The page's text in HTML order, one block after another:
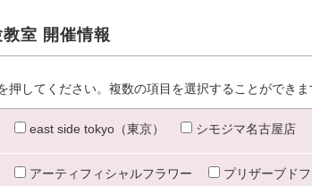
室 開催情報
押してください。複数の項目を選択することができま
east side tokyo（東京） シモジマ名古屋店
アーティフィシャルフラワー プリザーブド